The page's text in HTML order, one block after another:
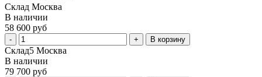
Склад Москва
В наличии
58 600 руб
В корзину
Склад5 Москва
В наличии
79 700 руб